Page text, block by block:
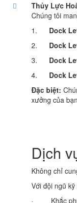
Thủy Lực
Chúng tôi
1. Dock
2. Dock
3. Dock
4. Dock
Đặc biệt:
xưởng của
Dịch
Không chỉ
Với đội ngũ
· Khắc phục